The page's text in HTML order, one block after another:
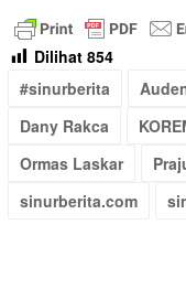
Dilihat 854
#sinurberita
Dany Rakca
Ormas Laskar
sinurberita.com